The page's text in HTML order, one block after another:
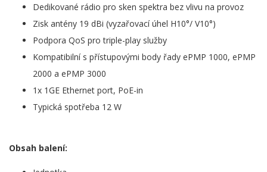
Dedikované rádio pro sken spektra bez vlivu na provoz
Zisk antény 19 dBi (vyzařovací úhel H10°/ V10°)
Podpora QoS pro triple-play služby
Kompatibilní s přístupovými body řady ePMP 1000, ePMP
2000 a ePMP 3000
1x 1GE Ethernet port, PoE-in
Typická spotřeba 12 W
Obsah balení: